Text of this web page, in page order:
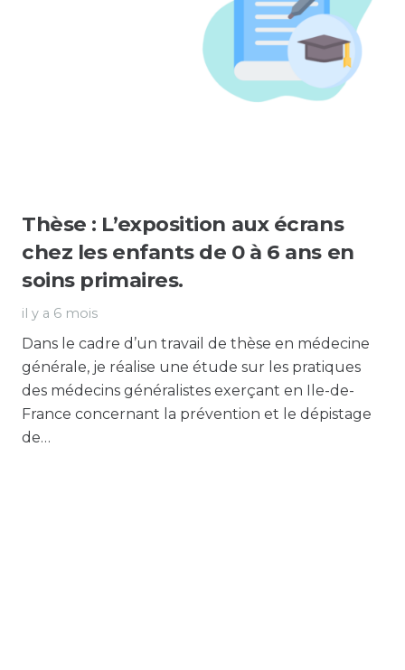
Thèse : L’exposition aux écrans
chez les enfants de 0 à 6 ans en
soins primaires.
il y a 6 mois
Dans le cadre d’un travail de thèse en médecine
générale, je réalise une étude sur les pratiques
des médecins généralistes exerçant en Ile-de-
France concernant la prévention et le dépistage
de…